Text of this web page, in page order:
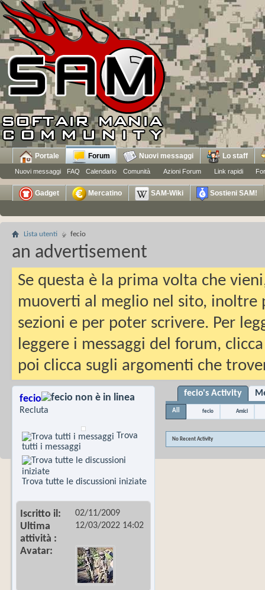
Portale Forum
Nuovi messaggi FAQ Calendario Comunità Azioni Forum Link rapidi
Nuovi messaggi Lo staff
Gadget Mercatino SAM-Wiki Sostieni SAM!
Lista utenti fecio
an advertisement
Se questa è la prima volta che
muoverti al meglio nel sito, inoltre
sezioni e per poter scrivere. Per
leggere i messaggi del forum,
poi clicca sugli argomenti che
fecio
Recluta
Trova
tutti i messaggi
Trova tutte le discussioni iniziate
Iscritto il 02/11/2009
Ultima
attività
12/03/2022 14:02
Avatar
fecio's Activity
All fecio Amici
No Recent Activity